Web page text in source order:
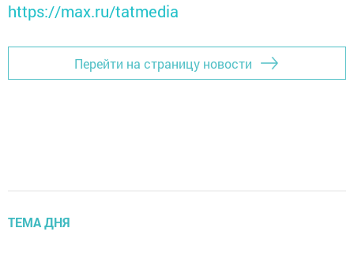
https://max.ru/tatmedia
Перейти на страницу новости
ТЕМА ДНЯ